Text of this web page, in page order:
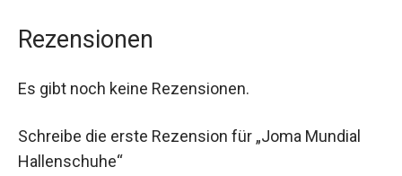
Rezensionen
Es gibt noch keine Rezensionen.
Schreibe die erste Rezension für „Joma Mundial
Hallenschuhe“